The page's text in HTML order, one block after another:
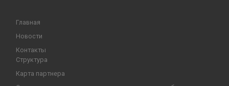
Главная
Новости
Контакты
Структура
Карта партнера